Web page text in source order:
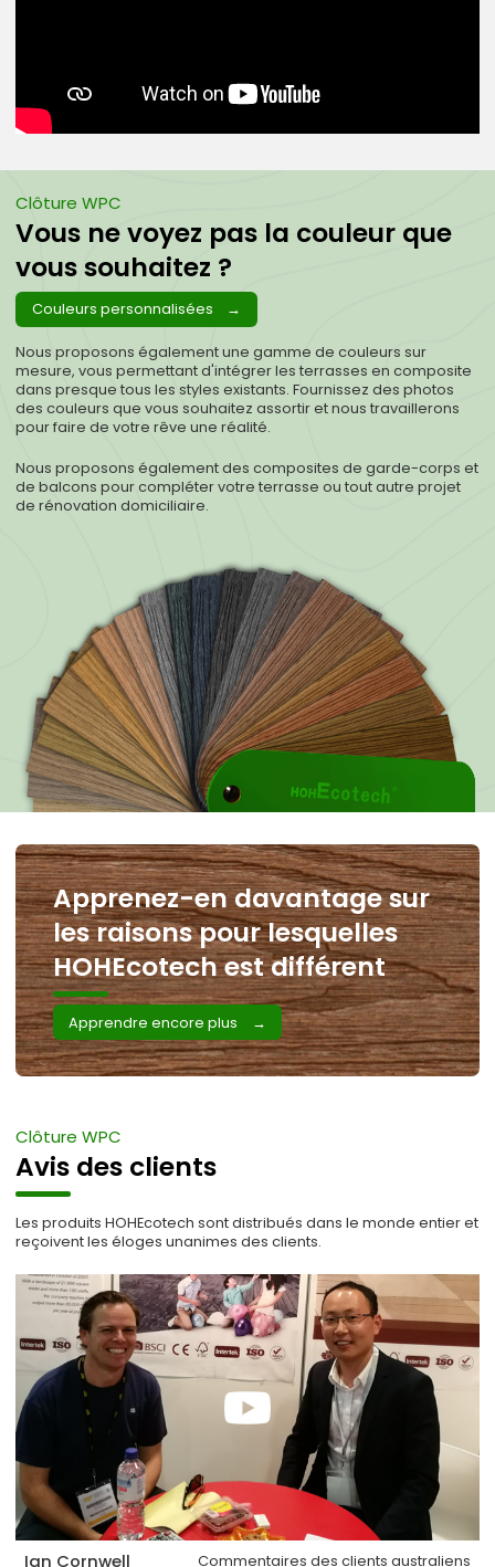
Clôture WPC
Vous ne voyez pas la couleur que
vous souhaitez ?
Couleurs personnalisées
Nous proposons également une gamme de couleurs sur
mesure, vous permettant d'intégrer les terrasses en composite
dans presque tous les styles existants. Fournissez des photos
des couleurs que vous souhaitez assortir et nous travaillerons
pour faire de votre rêve une réalité.
Nous proposons également des composites de garde-corps et
de balcons pour compléter votre terrasse ou tout autre projet
de rénovation domiciliaire.
Apprenez-en davantage sur
les raisons pour lesquelles
HOHEcotech est différent
Apprendre encore plus
Clôture WPC
Avis des clients
Les produits HOHEcotech sont distribués dans le monde entier et
reçoivent les éloges unanimes des clients.
Ian Cornwell Commentaires des clients australiens